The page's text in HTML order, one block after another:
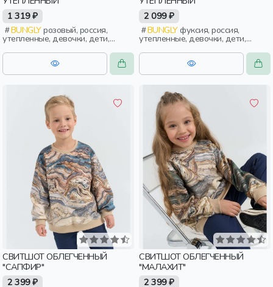
1 319 ₽
BUNGLYрозовый, россия,
утепленные, девочки, дети,
малыши, дошкольники
2 099 ₽
BUNGLYфуксия, россия,
утепленные, девочки, дети,
малыши, дошкольники
СВИТШОТ ОБЛЕГЧЕННЫЙ
"САПФИР"
2 399 ₽
СВИТШОТ ОБЛЕГЧЕННЫЙ
"МАЛАХИТ"
2 399 ₽